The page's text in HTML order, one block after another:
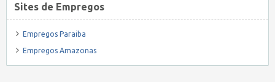
Sites de Empregos
Empregos Paraiba
Empregos Amazonas